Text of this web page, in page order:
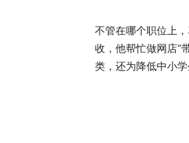
不管在哪个职位上
收，他帮忙做网店“
类，还为降低中小学